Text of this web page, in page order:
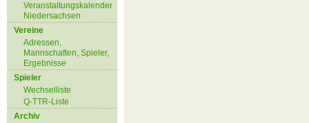
Veranstaltungskalender
Niedersachsen
Vereine
Adressen,
Mannschaften, Spieler,
Ergebnisse
Spieler
Wechselliste
Q-TTR-Liste
Archiv